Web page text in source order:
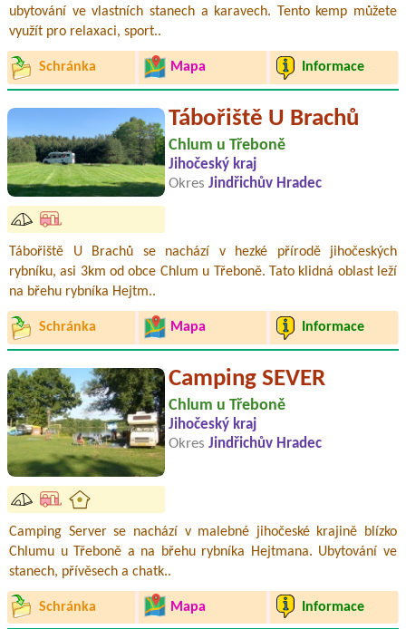
ubytování ve vlastních stanech a karavech. Tento kemp můžete
využít pro relaxaci, sport..
Schránka Mapa Informace
Tábořiště U Brachů
Chlum u Třeboně
Jihočeský kraj
Okres Jindřichův Hradec
Tábořiště U Brachů se nachází v hezké přírodě jihočeských
rybníku, asi 3km od obce Chlum u Třeboně. Tato klidná oblast leží
na břehu rybníka Hejtm..
Schránka Mapa Informace
Camping SEVER
Chlum u Třeboně
Jihočeský kraj
Okres Jindřichův Hradec
Camping Server se nachází v malebné jihočeské krajině blízko
Chlumu u Třeboně a na břehu rybníka Hejtmana. Ubytování ve
stanech, přívěsech a chatk..
Schránka Mapa Informace